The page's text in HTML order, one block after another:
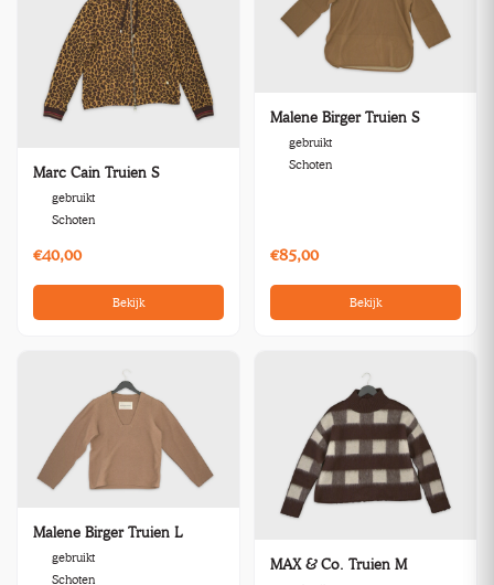
Marc Cain Truien S
gebruikt
Schoten
€40,00
Bekijk
Malene Birger Truien S
gebruikt
Schoten
€85,00
Bekijk
Malene Birger Truien L
gebruikt
Schoten
MAX & Co. Truien M